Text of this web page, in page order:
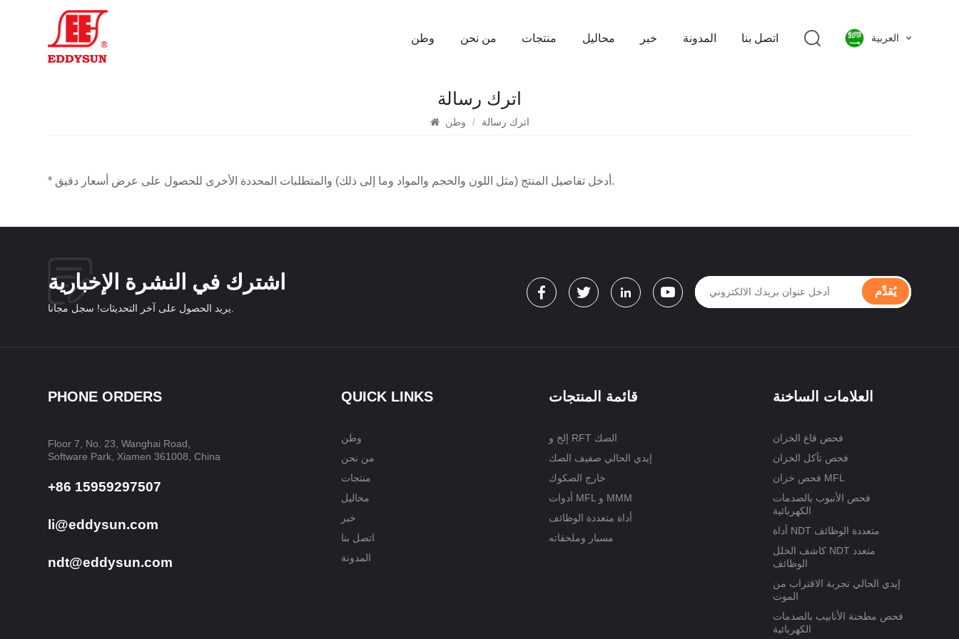
وطن من نحن منتجات محاليل خبر المدونة اتصل بنا العربية
اترك رسالة
وطن / اترك رسالة
* أدخل تفاصيل المنتج (مثل اللون والحجم والمواد وما إلى ذلك) والمتطلبات المحددة الأخرى للحصول على عرض أسعار دقيق.
اشترك في النشرة الإخبارية يُقدِّم
PHONE ORDERS
Floor 7, No. 23, Wanghai Road,
Software Park, Xiamen 361008, China
+86 15959297507
li@eddysun.com
ndt@eddysun.com
QUICK LINKS
وطن
من نحن
منتجات
محاليل
خبر
اتصل بنا
المدونة
قائمة المنتجات
إلخ و RFT الصك
إيدي الحالي صفيف الصك
خارج الصكوك
أدوات MFL و MMM
أداة متعددة الوظائف
مسبار وملحقاته
العلامات الساخنة
فحص قاع الخزان
فحص تآكل الخزان
فحص خزان MFL
فحص الأنبوب بالصدمات
الكهربائية
أداة NDT متعددة الوظائف
كاشف الخلل NDT متعدد
الوظائف
إيدي الحالي تجربة الاقتراب من
الموت
فحص مطحنة الأنابيب بالصدمات
الكهربائية